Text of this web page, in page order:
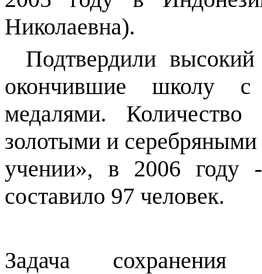
Николаевна).
Подтвердили
окончившие школу
медалями.
золотыми и
учении», в 2006 году
составило 97 человек.
Задача